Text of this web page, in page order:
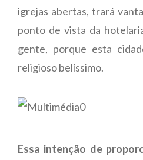
igrejas abertas, trará
ponto de vista da
gente, porque esta
religioso belíssimo.
Essa intenção de